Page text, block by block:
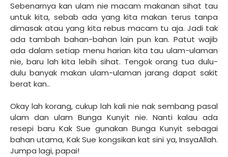
Sebenarnya kan ulam nie macam makanan sihat tau
untuk kita, sebab ada yang kita makan terus tanpa
dimasak atau yang kita rebus macam tu aja. Jadi tak
ada tambah bahan-bahan lain pun kan. Patut wajib
ada dalam setiap menu harian kita tau ulam-ulaman
nie, baru lah kita lebih sihat. Tengok orang tua dulu-
dulu banyak makan ulam-ulaman jarang dapat sakit
berat kan..
Okay lah korang, cukup lah kali nie nak sembang pasal
ulam dan ulam Bunga Kunyit nie. Nanti kalau ada
resepi baru Kak Sue gunakan Bunga Kunyit sebagai
bahan utama, Kak Sue kongsikan kat sini ya, InsyaAllah.
Jumpa lagi, papai!